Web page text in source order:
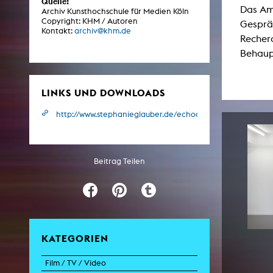
Archiv Kunsthochschule für Medien Köln
Copyright: KHM / Autoren
Kontakt: archiv@khm.de
LINKS UND DOWNLOADS
http://www.stephanieglauber.de/echoausstellung.html
Beitrag Teilen
KATEGORIEN
Film / TV / Video
Das
KHM Forschung
Photoszene an der KHM